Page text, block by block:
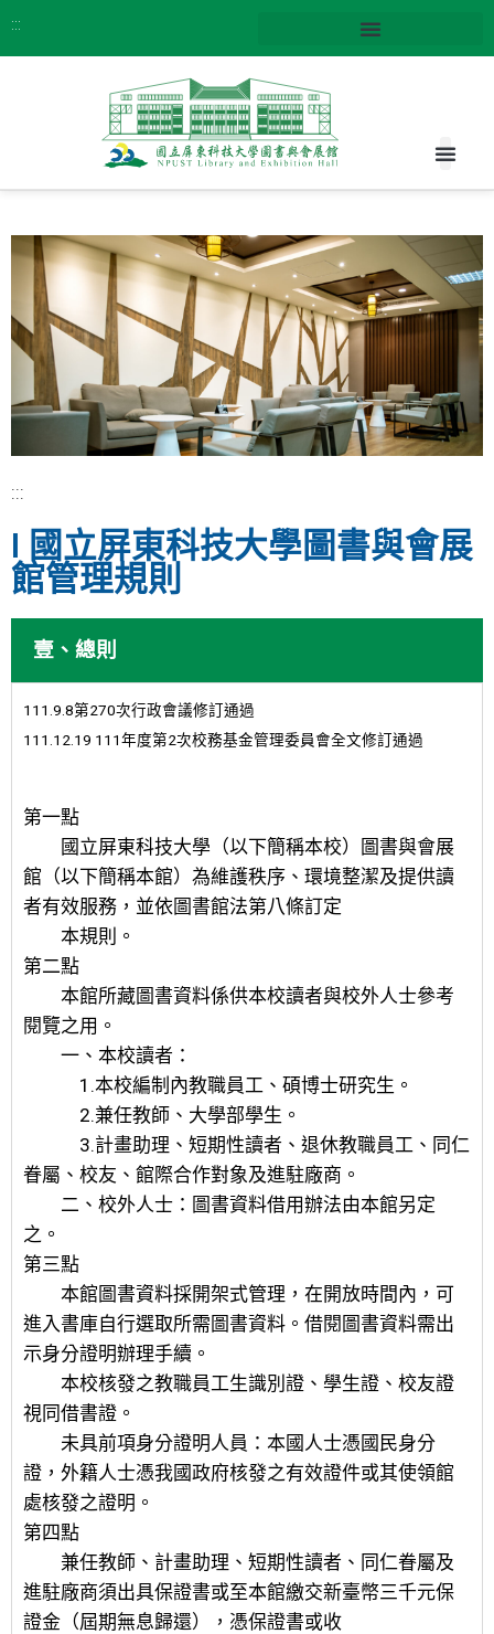
:::
:::
I 國立屏東科技大學圖書與會展
館管理規則
壹、總則
111.9.8第270次行政會議修訂通過
111.12.19 111年度第2次校務基金管理委員會全文修訂通過
第一點
國立屏東科技大學（以下簡稱本校）圖書與會展
館（以下簡稱本館）為維護秩序、環境整潔及提供讀
者有效服務，並依圖書館法第八條訂定
本規則。
第二點
本館所藏圖書資料係供本校讀者與校外人士參考
閱覽之用。
一、本校讀者：
1.本校編制內教職員工、碩博士研究生。
2.兼任教師、大學部學生。
3.計畫助理、短期性讀者、退休教職員工、同仁
眷屬、校友、館際合作對象及進駐廠商。
二、校外人士：圖書資料借用辦法由本館另定
之。
第三點
本館圖書資料採開架式管理，在開放時間內，可
進入書庫自行選取所需圖書資料。借閱圖書資料需出
示身分證明辦理手續。
本校核發之教職員工生識別證、學生證、校友證
視同借書證。
未具前項身分證明人員：本國人士憑國民身分
證，外籍人士憑我國政府核發之有效證件或其使領館
處核發之證明。
第四點
兼任教師、計畫助理、短期性讀者、同仁眷屬及
進駐廠商須出具保證書或至本館繳交新臺幣三千元保
證金（屆期無息歸還），憑保證書或收